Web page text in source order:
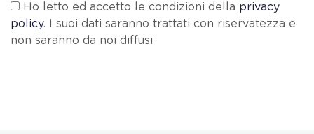
Ho letto ed accetto le condizioni della privacy
policy. I suoi dati saranno trattati con riservatezza e
non saranno da noi diffusi